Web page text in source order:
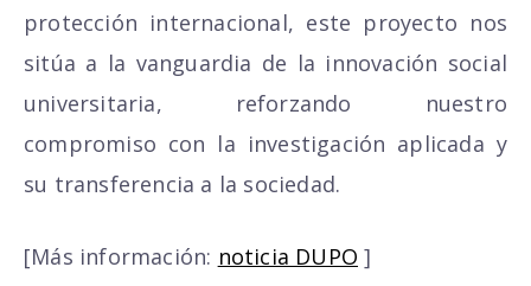
protección internacional, este proyecto nos
sitúa a la vanguardia de la innovación social
universitaria, reforzando nuestro
compromiso con la investigación aplicada y
su transferencia a la sociedad.
[Más información: noticia DUPO ]